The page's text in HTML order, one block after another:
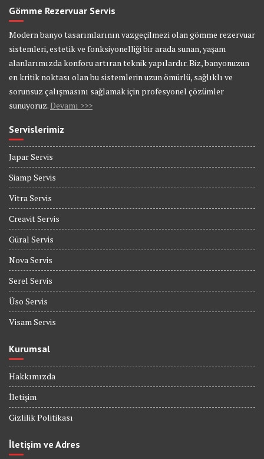
Gömme Rezervuar Servis
Modern banyo tasarımlarının vazgeçilmezi olan gömme rezervuar
sistemleri, estetik ve fonksiyonelliği bir arada sunan, yaşam
alanlarımızda konforu artıran teknik yapılardır. Biz, banyonuzun
en kritik noktası olan bu sistemlerin uzun ömürlü, sağlıklı ve
sorunsuz çalışmasını sağlamak için profesyonel çözümler
sunuyoruz.Devamı >>>
Servislerimiz
Japar Servis
Siamp Servis
Vitra Servis
Creavit Servis
Güral Servis
Nova Servis
Serel Servis
Üso Servis
Visam Servis
Kurumsal
Hakkımızda
İletişim
Gizlilik Politikası
İletişim ve Adres